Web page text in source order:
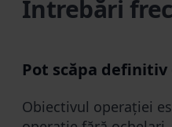
Întrebări
Pot scăpa definitiv
Obiectivul operației